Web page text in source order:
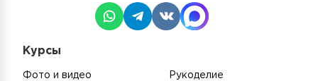
Курсы
Фото и видео
Рукоделие